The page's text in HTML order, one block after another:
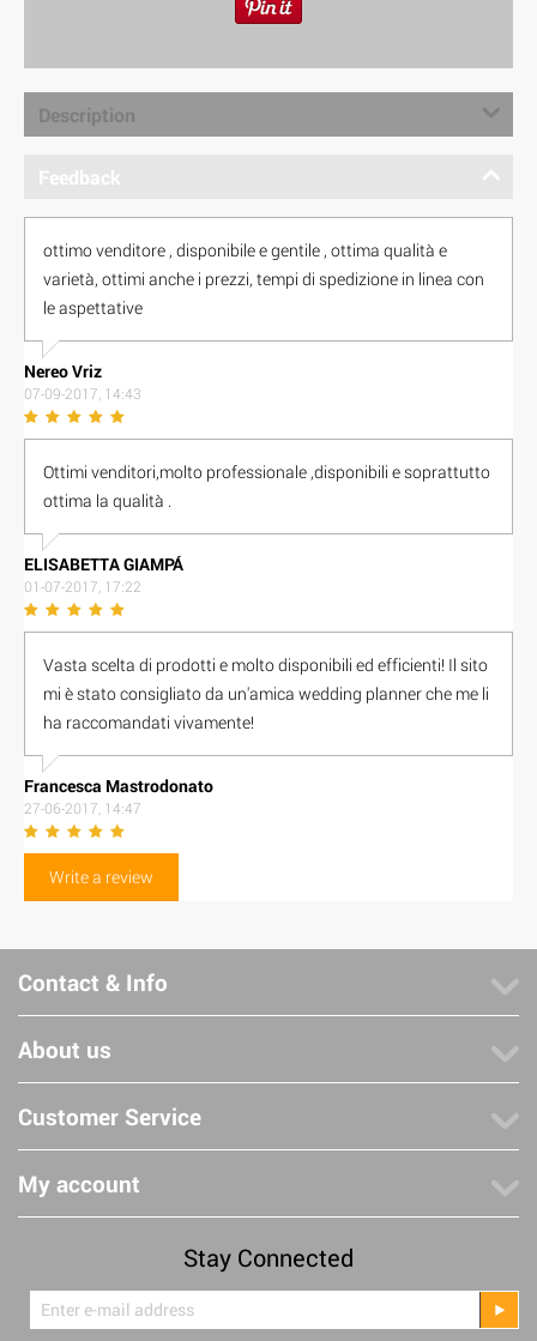
Description
Feedback
ottimo venditore , disponibile e gentile , ottima qualità e
varietà, ottimi anche i prezzi, tempi di spedizione in linea con
le aspettative
Nereo Vriz
07-09-2017, 14:43
Ottimi venditori,molto professionale ,disponibili e soprattutto
ottima la qualità .
E L I S A B E T T A G I A M P Á
01-07-2017, 17:22
Vasta scelta di prodotti e molto disponibili ed efficienti! Il sito
mi è stato consigliato da un'amica wedding planner che me li
ha raccomandati vivamente!
Francesca Mastrodonato
27-06-2017, 14:47
Write a review
Contact & Info
About us
Customer Service
My account
Stay Connected